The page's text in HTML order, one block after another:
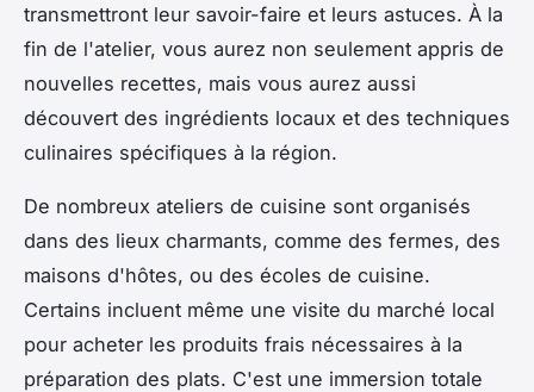
transmettront leur savoir-faire et leurs astuces. À la
fin de l'atelier, vous aurez non seulement appris de
nouvelles recettes, mais vous aurez aussi
découvert des ingrédients locaux et des techniques
culinaires spécifiques à la région.
De nombreux ateliers de cuisine sont organisés
dans des lieux charmants, comme des fermes, des
maisons d'hôtes, ou des écoles de cuisine.
Certains incluent même une visite du marché local
pour acheter les produits frais nécessaires à la
préparation des plats. C'est une immersion totale